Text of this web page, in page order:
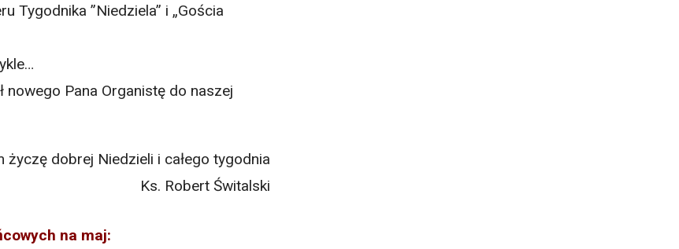
Tygodnika ”Niedziela” i „Gościa
nowego Pana Organistę do naszej
życzę dobrej Niedzieli i całego tygodnia
Ks. Robert Świtalski
na maj: